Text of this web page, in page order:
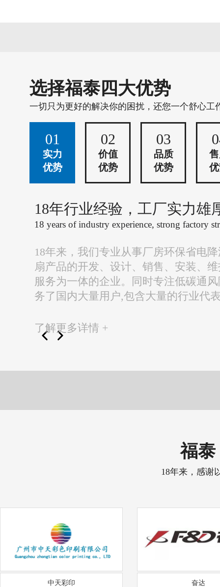
选择福泰四大优势
一切只为更好的解决你的困扰，还您一个舒心工
01
实力
优势
02
价值
优势
03
品质
优势
18年行业经验，工厂实力雄
18 years of industry experience, strong factory
18年来，我们专业从事厂房环保省电
扇产品的开发、设计、销售、安装、
服务为一体的企业。同时专注低碳通
务了国内大量用户,包含大量的行业代
了解更多详情 +
福泰
18年来，感谢
中天彩印 奋达